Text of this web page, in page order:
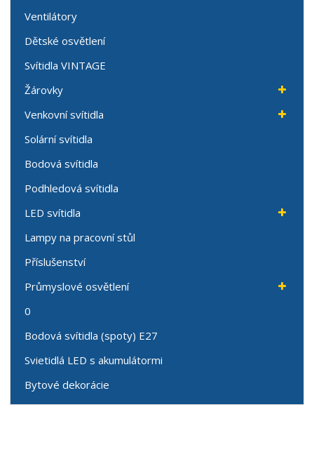
Ventilátory
Dětské osvětlení
Svítidla VINTAGE
Žárovky
Venkovní svítidla
Solární svítidla
Bodová svítidla
Podhledová svítidla
LED svítidla
Lampy na pracovní stůl
Příslušenství
Průmyslové osvětlení
0
Bodová svítidla (spoty) E27
Svietidlá LED s akumulátormi
Bytové dekorácie